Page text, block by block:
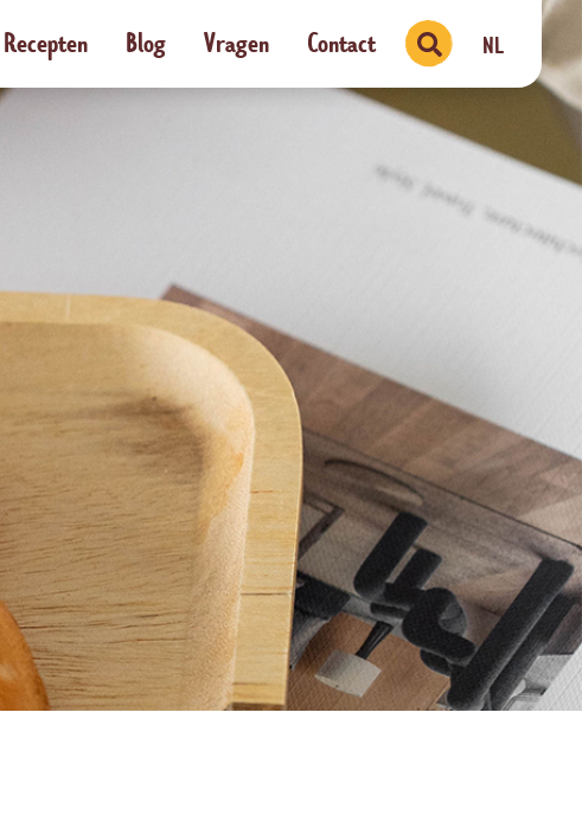
Recepten Blog Vragen Contact NL